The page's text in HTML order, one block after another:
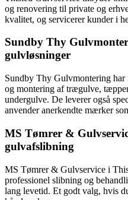
og renovering til private og
kvalitet, og servicerer kunder i
Sundby Thy
gulvløsninger
Sundby Thy Gulvmontering har
og montering af trægulve,
undergulve. De leverer også
anvender anerkendte mærker
MS Tømrer &
gulvafslibning
MS Tømrer & Gulvservice i
professionel slibning og
lang levetid. Et godt valg, hvis